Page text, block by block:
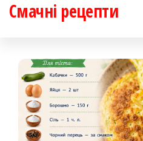
Перейти
Смачні рецепти